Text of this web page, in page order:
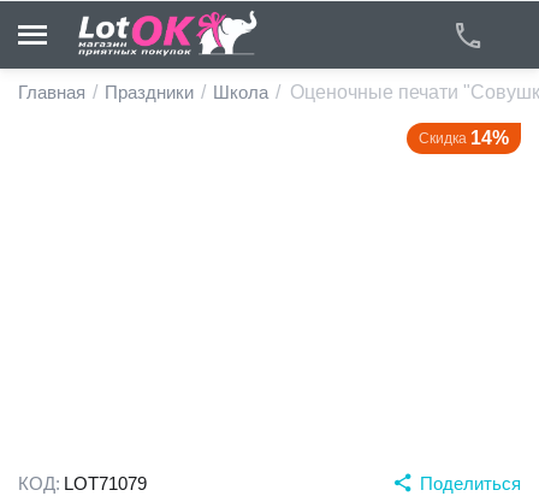
Главная / Праздники / Школа / Оценочные печати
Скидка 14%
КОД: LOT71079 Поделиться